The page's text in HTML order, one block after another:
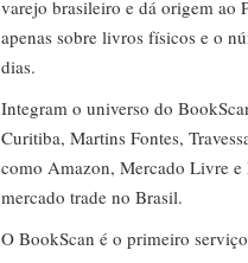
varejo brasileiro e dá origem ao
apenas sobre livros físicos e o
dias.
Integram o universo do
Curitiba, Martins Fontes,
como Amazon, Mercado Livre
mercado trade no Brasil.
O BookScan é o primeiro